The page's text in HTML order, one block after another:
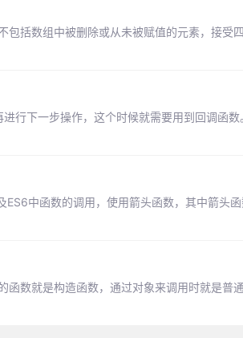
括数组中被删除或从未被赋值的元素，接受
行下一步操作，这个时候就需要用到回调函数
中函数的调用，使用箭头函数，其中箭头
数就是构造函数，通过对象来调用时就是普